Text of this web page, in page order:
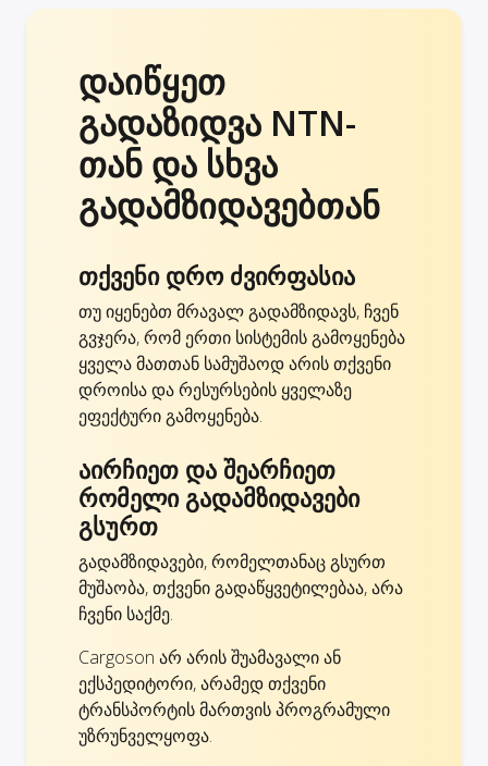
დაიწყეთ
გადაზიდვა NTN-
თან და სხვა
გადამზიდავებთან
თქვენი დრო ძვირფასია
თუ იყენებთ მრავალ გადამზიდავს, ჩვენ
გვჯერა, რომ ერთი სისტემის გამოყენება
ყველა მათთან სამუშაოდ არის თქვენი
დროისა და რესურსების ყველაზე
ეფექტური გამოყენება.
აირჩიეთ და შეარჩიეთ
რომელი გადამზიდავები
გსურთ
გადამზიდავები, რომელთანაც გსურთ
მუშაობა, თქვენი გადაწყვეტილებაა, არა
ჩვენი საქმე.
Cargoson არ არის შუამავალი ან
ექსპედიტორი, არამედ თქვენი
ტრანსპორტის მართვის პროგრამული
უზრუნველყოფა.